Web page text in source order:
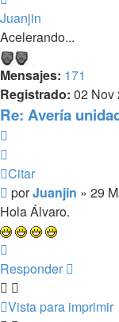
Juanjin
Acelerando...
Mensajes: 171
Registrado: 02 Nov
Re: Avería
Citar
Mensaje
sin
leer
porJuanjin » 29
Hola Álvaro.
Responder
Vista para imprimir